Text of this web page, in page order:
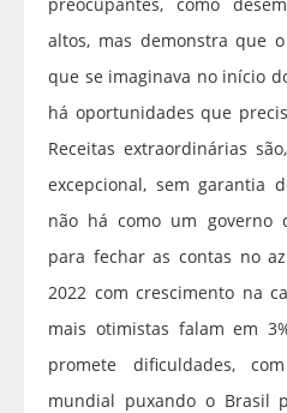
altos, mas demonstra que
que se imaginava no início
há oportunidades que
Receitas extraordinárias
excepcional, sem garantia
não há como um governo
para fechar as contas no
2022 com crescimento na
mais otimistas falam em
promete dificuldades,
mundial puxando o Brasil